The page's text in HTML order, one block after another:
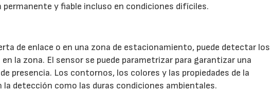
y fiable incluso en condiciones difíciles.
de enlace o en una zona de estacionamiento, puede detectar los
la zona. El sensor se puede parametrizar para garantizar una
presencia. Los contornos, los colores y las propiedades de la
detección como las duras condiciones ambientales.